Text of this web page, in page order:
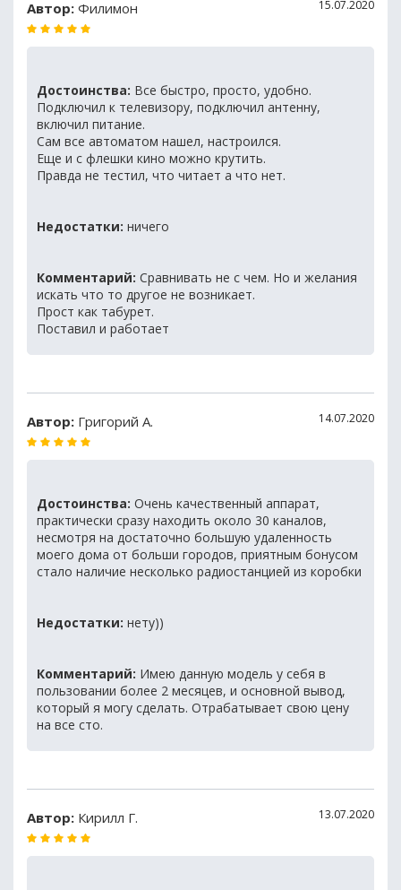
Автор: Филимон 15.07.2020
Достоинства: Все быстро, просто, удобно.
Подключил к телевизору, подключил антенну,
включил питание.
Сам все автоматом нашел, настроился.
Еще и с флешки кино можно крутить.
Правда не тестил, что читает а что нет.
Недостатки: ничего
Комментарий: Сравнивать не с чем. Но и желания
искать что то другое не возникает.
Прост как табурет.
Поставил и работает
Автор: Григорий А. 14.07.2020
Достоинства: Очень качественный аппарат,
практически сразу находить около 30 каналов,
несмотря на достаточно большую удаленность
моего дома от больши городов, приятным бонусом
стало наличие несколько радиостанцией из коробки
Недостатки: нету))
Комментарий: Имею данную модель у себя в
пользовании более 2 месяцев, и основной вывод,
который я могу сделать. Отрабатывает свою цену
на все сто.
Автор: Кирилл Г. 13.07.2020